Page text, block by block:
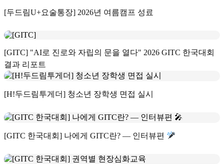
[두드림U+요술통장] 2026년 여름캠프 성료
[GITC] "AI로 진로와 자립의 문을 열다" 2026 GITC 한국대회
결과 리포트
[H!두드림투게더] 청소년 장학생 면접 실시
[GITC 한국대회] 나에게 GITC란? — 인터뷰편